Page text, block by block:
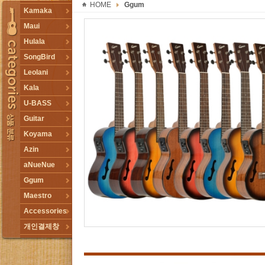
TOGGLE
Kamaka
Maui
Hulala
SongBird
Leolani
Kala
U-BASS
Guitar
Koyama
Azin
aNueNue
Ggum
Maestro
Accessories
개인결제창
HOME Ggum